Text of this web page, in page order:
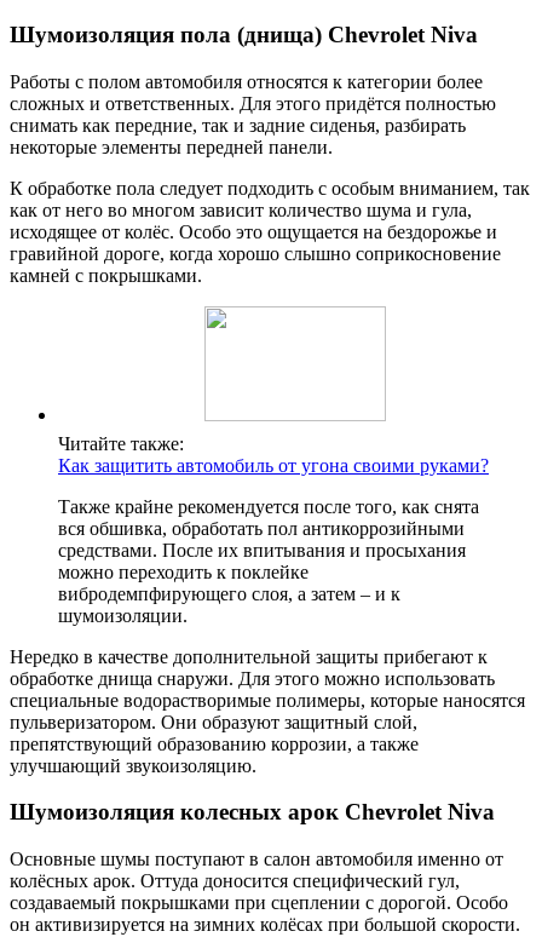
Шумоизоляция пола (днища) Chevrolet Niva
Работы с полом автомобиля относятся к категории более
сложных и ответственных. Для этого придётся полностью
снимать как передние, так и задние сиденья, разбирать
некоторые элементы передней панели.
К обработке пола следует подходить с особым вниманием, так
как от него во многом зависит количество шума и гула,
исходящее от колёс. Особо это ощущается на бездорожье и
гравийной дороге, когда хорошо слышно соприкосновение
камней с покрышками.
Читайте также:
Как защитить автомобиль от угона своими руками?
Также крайне рекомендуется после того, как снята
вся обшивка, обработать пол антикоррозийными
средствами. После их впитывания и просыхания
можно переходить к поклейке
вибродемпфирующего слоя, а затем – и к
шумоизоляции.
Нередко в качестве дополнительной защиты прибегают к
обработке днища снаружи. Для этого можно использовать
специальные водорастворимые полимеры, которые наносятся
пульверизатором. Они образуют защитный слой,
препятствующий образованию коррозии, а также
улучшающий звукоизоляцию.
Шумоизоляция колесных арок Chevrolet Niva
Основные шумы поступают в салон автомобиля именно от
колёсных арок. Оттуда доносится специфический гул,
создаваемый покрышками при сцеплении с дорогой. Особо
он активизируется на зимних колёсах при большой скорости.